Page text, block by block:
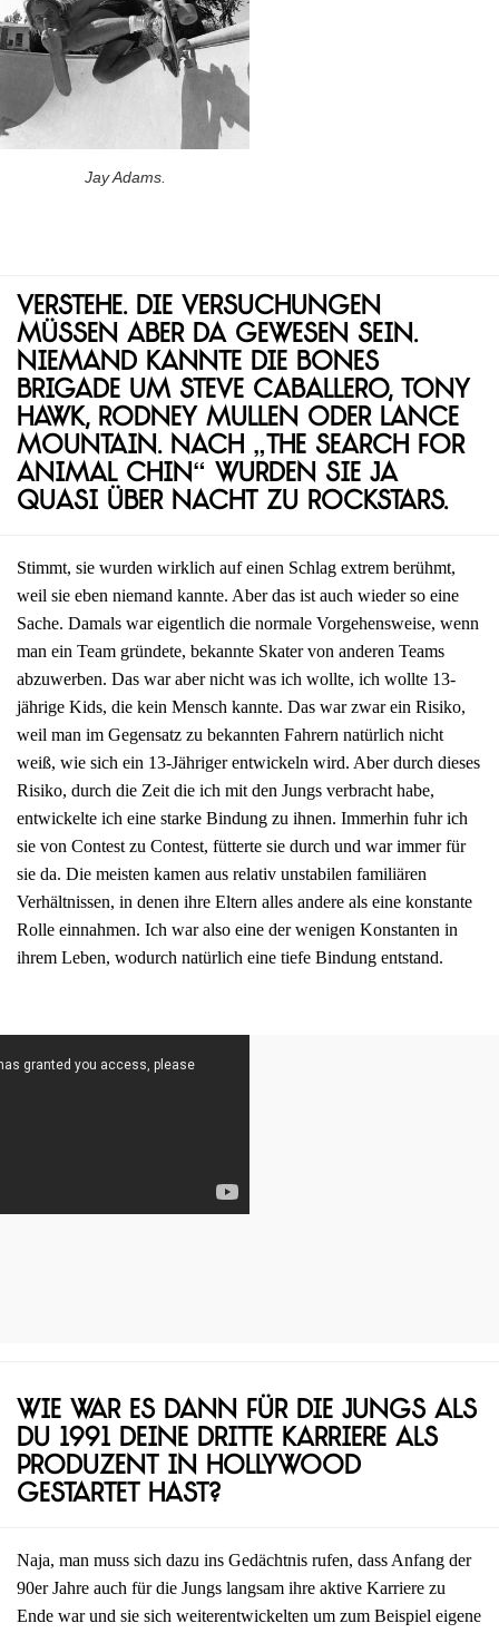
Jay Adams.
Verstehe. Die Versuchungen
müssen aber da gewesen sein.
Niemand kannte die Bones
Brigade um Steve Caballero, Tony
Hawk, Rodney Mullen oder Lance
Mountain. Nach „The Search for
Animal Chin“ wurden sie ja
quasi über Nacht zu Rockstars.
Stimmt, sie wurden wirklich auf einen Schlag extrem berühmt,
weil sie eben niemand kannte. Aber das ist auch wieder so eine
Sache. Damals war eigentlich die normale Vorgehensweise, wenn
man ein Team gründete, bekannte Skater von anderen Teams
abzuwerben. Das war aber nicht was ich wollte, ich wollte 13-
jährige Kids, die kein Mensch kannte. Das war zwar ein Risiko,
weil man im Gegensatz zu bekannten Fahrern natürlich nicht
weiß, wie sich ein 13-Jähriger entwickeln wird. Aber durch dieses
Risiko, durch die Zeit die ich mit den Jungs verbracht habe,
entwickelte ich eine starke Bindung zu ihnen. Immerhin fuhr ich
sie von Contest zu Contest, fütterte sie durch und war immer für
sie da. Die meisten kamen aus relativ unstabilen familiären
Verhältnissen, in denen ihre Eltern alles andere als eine konstante
Rolle einnahmen. Ich war also eine der wenigen Konstanten in
ihrem Leben, wodurch natürlich eine tiefe Bindung entstand.
Wie war es dann für die Jungs als
du 1991 deine dritte Karriere als
Produzent in Hollywood
gestartet hast?
Naja, man muss sich dazu ins Gedächtnis rufen, dass Anfang der
90er Jahre auch für die Jungs langsam ihre aktive Karriere zu
Ende war und sie sich weiterentwickelten um zum Beispiel eigene